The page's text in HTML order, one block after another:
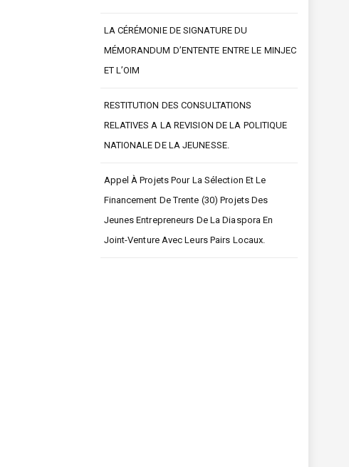
LA CÉRÉMONIE DE SIGNATURE DU
MÉMORANDUM D’ENTENTE ENTRE LE MINJEC
ET L’OIM
RESTITUTION DES CONSULTATIONS
RELATIVES A LA REVISION DE LA POLITIQUE
NATIONALE DE LA JEUNESSE.
Appel À Projets Pour La Sélection Et Le
Financement De Trente (30) Projets Des
Jeunes Entrepreneurs De La Diaspora En
Joint-Venture Avec Leurs Pairs Locaux.